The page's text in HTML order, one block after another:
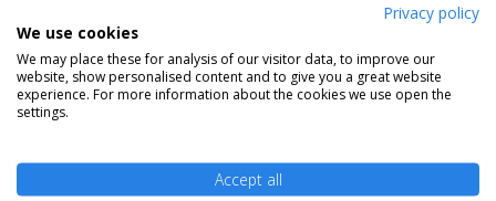
Privacy policy
We use cookies
We may place these for analysis of our visitor data, to improve our
website, show personalised content and to give you a great website
experience. For more information about the cookies we use open the
settings.
Accept all